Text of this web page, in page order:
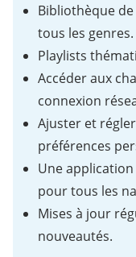
Bibliothèque
tous les genres.
Playlists
Accéder aux
connexion
Ajuster et
préférences
Une
pour tous les
Mises à jour
nouveautés.